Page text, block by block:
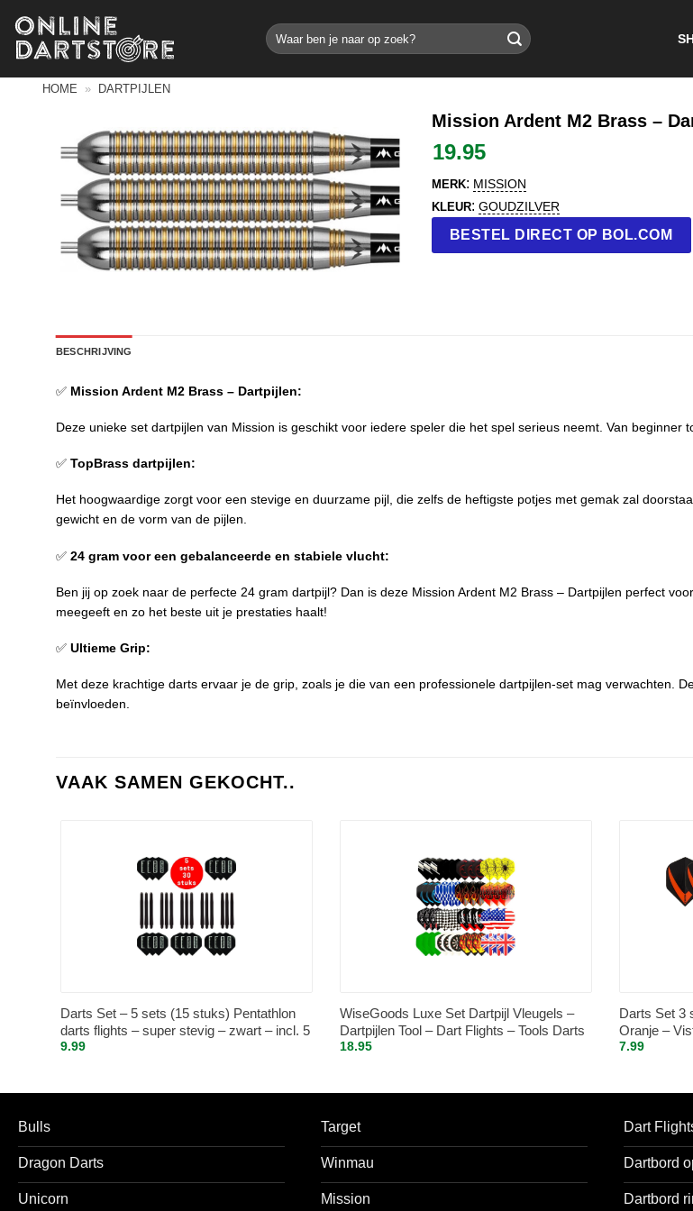
naar
inhoud
Zoeken
naar:
HOME » DARTPIJLEN
Mission Ardent M2 Brass –
19.95
MERK: MISSION
KLEUR: GOUDZILVER
BESTEL DIRECT OP BOL.COM
BESCHRIJVING
✅ Mission Ardent M2 Brass – Dartpijlen:
Deze unieke set dartpijlen van Mission is geschikt voor iedere speler die het spel serieus neemt. Van
✅ TopBrass dartpijlen:
Het hoogwaardige zorgt voor een stevige en duurzame pijl, die zelfs de heftigste potjes met gemak zal
gewicht en de vorm van de pijlen.
✅ 24 gram voor een gebalanceerde en stabiele vlucht:
Ben jij op zoek naar de perfecte 24 gram dartpijl? Dan is deze Mission Ardent M2 Brass – Dartpijlen perfect
meegeeft en zo het beste uit je prestaties haalt!
✅ Ultieme Grip:
Met deze krachtige darts ervaar je de grip, zoals je die van een professionele dartpijlen-set mag verwachten.
beïnvloeden.
VAAK SAMEN GEKOCHT..
Darts Set – 5 sets (15 stuks) Pentathlon
darts flights – super stevig – zwart – incl. 5
sets (15 stuks) – medium – darts shafts –
9.99
WiseGoods Luxe Set Dartpijl Vleugels –
Dartpijlen Tool – Dart Flights – Tools Darts
– Darten – Accessoires Dartspijlen –
18.95
Darts Set 3
Oranje –
7.99
Bulls
Dragon Darts
Unicorn
Target
Winmau
Mission
Dart
Dartbord
Dartbord